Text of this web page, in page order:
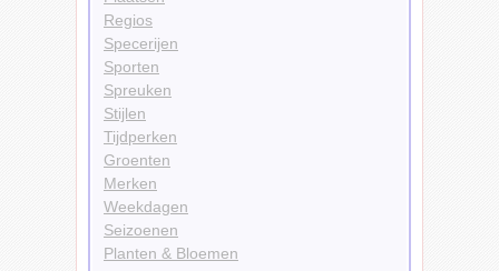
Regios
Specerijen
Sporten
Spreuken
Stijlen
Tijdperken
Groenten
Merken
Weekdagen
Seizoenen
Planten & Bloemen